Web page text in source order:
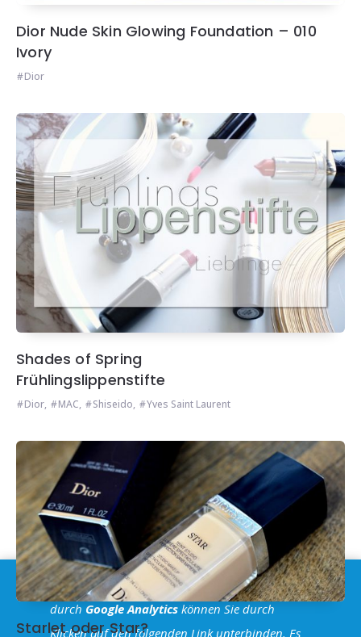
Dior Nude Skin Glowing Foundation – 010
Ivory
Dior
Shades of Spring
Frühlingslippenstifte
Dior, MAC, Shiseido, Yves Saint Laurent
Starlet oder Star?
Im Sinne derDSGVO
: Die Erfassung Deiner Daten
durch Google Analyticskönnen Sie durch
Klicken auf den folgenden Link unterbinden. Es